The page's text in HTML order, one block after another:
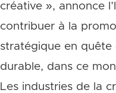
créative », annonce
contribuer à la
stratégique en
durable, dans ce
Les industries de la